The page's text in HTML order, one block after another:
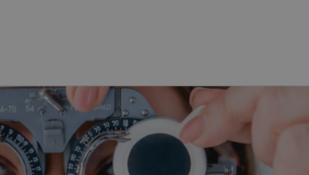
Funkciniai slapukai
Šie slapukai atpažįsta Jūsų įrenginį,
neveiks tinkamai. Šie slapukai